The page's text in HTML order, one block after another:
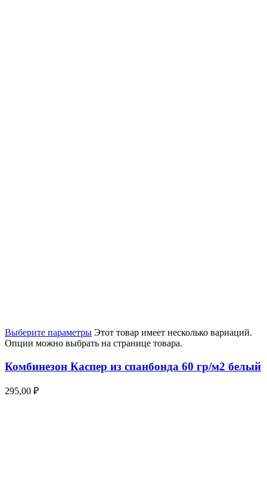
Выберите параметры Этот товар имеет несколько вариаций.
Опции можно выбрать на странице товара.
Комбинезон Каспер из спанбонда 60 гр/м2 белый
295,00 ₽